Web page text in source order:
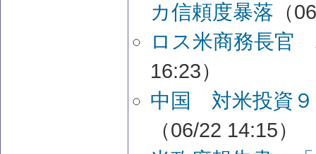
カ信頼度暴落 （
ロス米商務長官
16:23）
中国 対米投資
（06/22 14:15）